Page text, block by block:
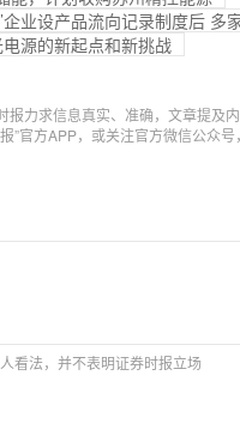
企业设产品流向记录制度后 多
源的新起点和新挑战
报力求信息真实、准确，文章提及
”官方APP，或关注官方微信公众
看法，并不表明证券时报立场